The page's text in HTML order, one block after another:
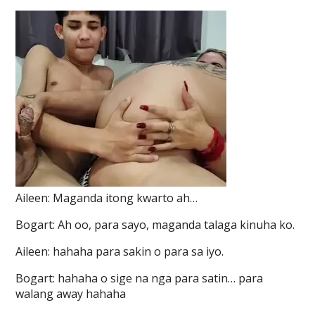
Aileen: Maganda itong kwarto ah…
Bogart: Ah oo, para sayo, maganda talaga kinuha ko.
Aileen: hahaha para sakin o para sa iyo.
Bogart: hahaha o sige na nga para satin… para
walang away hahaha